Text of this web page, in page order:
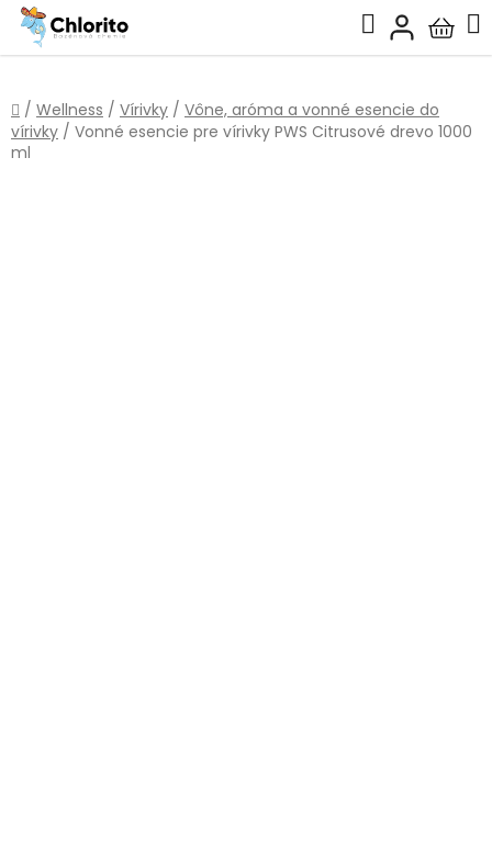
Prejsť
obsah
Hľadať
košík
Domov
/ Wellness / Vírivky / Vône, aróma a vonné esencie do
vírivky / Vonné esencie pre vírivky PWS Citrusové drevo 1000
ml